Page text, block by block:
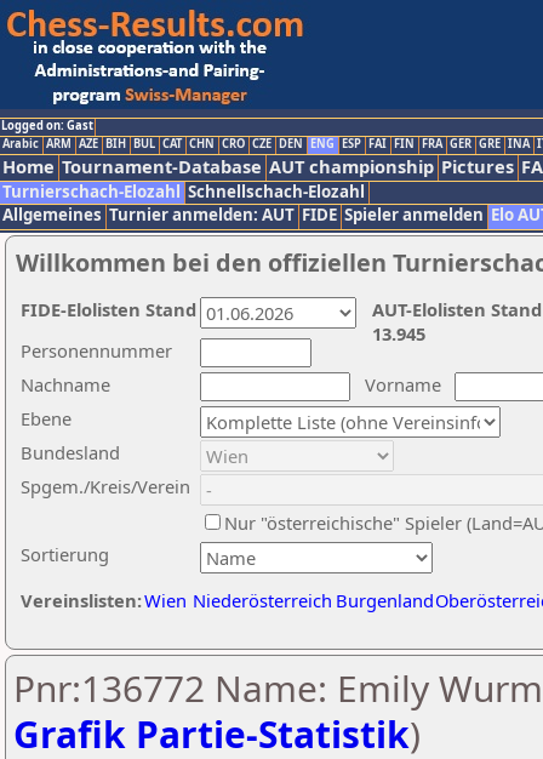
Logged on: Gast
Arabic ARM AZE BIH BUL CAT CHN CRO CZE DEN ENG ESP FAI FIN FRA GER GRE INA
Home Tournament-Database AUT championship Pictures
Turnierschach-Elozahl Schnellschach-Elozahl
Allgemeines Turnier anmelden: AUT FIDE Spieler anmelden Elo
Willkommen bei den offiziellen
Nachname
Vorname
Ebene
Sortierung
Personennummer
Bundesland
Spgem./Kreis/Verein
Nur "österreichische" Spieler
Vereinslisten:Wien Niederösterreich Burgenland
AUT-Elolisten
13.945
FIDE-Elolisten Stand
Pnr:136772 Name: Emily
Grafik Partie-Statistik)